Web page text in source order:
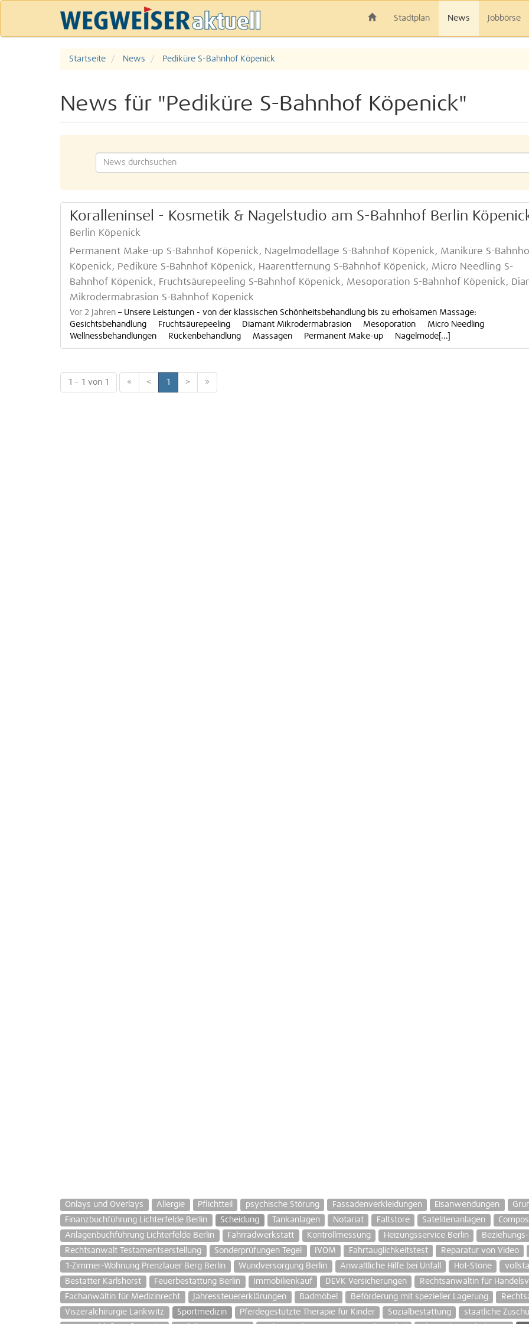
Stadtplan News Jobbörse
Startseite News Pediküre S-Bahnhof Köpenick
News für "Pediküre S-Bahnhof Köpenick"
Koralleninsel - Kosmetik & Nagelstudio am S-Bahnhof Berlin
Berlin Köpenick
Permanent Make-up S-Bahnhof Köpenick, Nagelmodellage S-Bahnhof Köpenick, Maniküre S-
Köpenick, Pediküre S-Bahnhof Köpenick, Haarentfernung S-Bahnhof Köpenick, Micro Needling S-
Bahnhof Köpenick, Fruchtsäurepeeling S-Bahnhof Köpenick, Mesoporation S-Bahnhof Köpenick,
Mikrodermabrasion S-Bahnhof Köpenick
Vor 2 Jahren – Unsere Leistungen - von der klassischen Schönheitsbehandlung bis zu erholsamen Massage:
Gesichtsbehandlung Fruchtsäurepeeling Diamant Mikrodermabrasion Mesoporation Micro Needling
Wellnessbehandlungen Rückenbehandlung Massagen Permanent Make-up Nagelmode[...]
1 - 1 von 1 « < 1 > »
Onlays und Overlays Allergie Pflichtteil psychische Störung Fassadenverkleidungen Eisanwendungen
Finanzbuchführung Lichterfelde Berlin
Scheidung Tankanlagen Notariat Faltstore Satelitenanlagen
Anlagenbuchführung Lichterfelde Berlin
Fahrradwerkstatt Kontrollmessung Heizungsservice Berlin
Rechtsanwalt Testamentserstellung
Sonderprüfungen Tegel IVOM Fahrtauglichkeitstest Reparatur von Video
1-Zimmer-Wohnung Prenzlauer Berg Berlin
Wundversorgung Berlin Anwaltliche Hilfe bei Unfall Hot-Stone
Bestatter Karlshorst
Feuerbestattung Berlin Immobilienkauf DEVK Versicherungen Rechtsanwältin für
Fachanwältin für Medizinrecht
Jahressteuererklärungen Badmöbel Beförderung mit spezieller Lagerung
Viszeralchirurgie Lankwitz
Sportmedizin Pferdegestützte Therapie für Kinder Sozialbestattung
staatliche